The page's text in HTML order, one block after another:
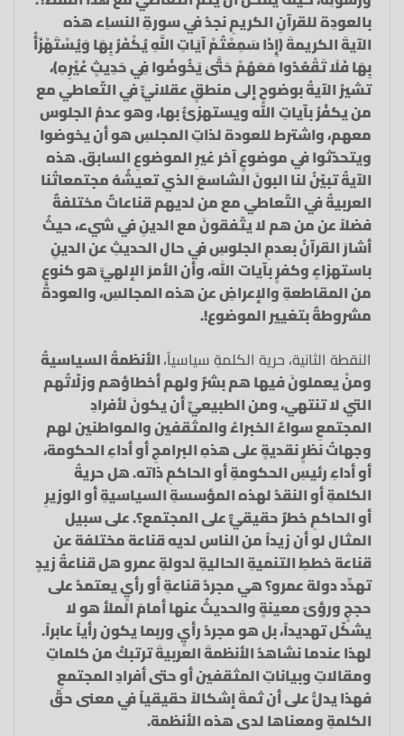
بالعودِة للقرآنِ الكريمِ نجدُ في سورةِ النساِء هذه
الآيةَ الكريمةَ ﴿إِذَا سَمِعْتُمْ آيَاتِ اللَّهِ يُكْفَرُ بِهَا وَيُسْتَهْزَأُ
بِهَا فَلَا تَقْعُدُوا مَعَهُمْ حَتَّىٰ يَخُوضُوا فِي حَدِيثٍ غَيْرِهِ﴾،
تشيرُ الآيةُ بوضوحٍ إلى منطقٍ عقلانيٍّ في التّعاطي مع
من يكفُرُ بآياتِ الله ويستهزئُ بها، وهو عدمُ الجلوس
معهم، واشترط للعودة لذاتِ المجلسِ هو أن يخوضوا
ويتحدّثوا في موضوعٍ آخر غيرِ الموضوعِ السابق. هذه
الآيةُ تبيّنُ لنا البونَ الشاسعَ الذي تعيشُهُ مجتمعاتُنا
العربيةُ في التّعاطي مع من لديهم قناعاتٌ مختلفةٌ
فضلاً عن من هم لا يتّفقونَ مع الدينِ في شيء، حيثُ
أشارَ القرآنُ بعدمِ الجلوسِ في حال الحديثِ عن الدينِ
باستهزاءٍ وكفرٍ بآيات الله، وأن الأمرَ الإلهيَّ هو كنوعٍ
من المقاطعةِ والإعراضِ عن هذه المجالسِ، والعودةُ
مشروطةٌ بتغيير الموضوع!.
النقطة الثانية، حرية الكلمةِ سياسياً،الأنظمةُ السياسيةُ
ومنْ يعملونَ فيها هم بشرٌ ولهم أخطاؤهم وزلّاتُهم
التي لا تنتهي، ومن الطبيعيِّ أن يكونَ لأفرادِ
المجتمعِ سواءٌ الخبراءُ والمثقفين والمواطنين لهم
وجهاتُ نظرٍ نقديةٍ على هذهِ البرامجِ أو أداءِ الحكومة،
أو أداءِ رئيسِ الحكومةِ أو الحاكمِ ذاته. هل حريةُ
الكلمةِ أو النقدُ لهذه المؤسسةِ السياسيةِ أو الوزيرِ
أو الحاكمِ خطرٌ حقيقيٌّ على المجتمع؟. على سبيل
المثال لو أن زيداً من الناس لديه قناعة مختلفة عن
قناعة خططِ التنميةِ الحاليةِ لدولةِ عمرو هل قناعةُ زيدٍ
تهدِّد دولة عمرو؟ هي مجردُ قناعةِ أو رأيٍ يعتمدُ على
حججٍ ورؤىً معينةٍ والحديثُ عنها أمامَ الملأ هو لا
يشكّل تهديداً، بل هو مجردُ رأيٍ وربما يكون رأياً عابراً.
لهذا عندما نشاهدُ الأنظمةَ العربيةَ ترتبكُ من كلماتِ
ومقالاتِ وبياناتِ المثقفين أو حتى أفرادِ المجتمعِ
فهذا يدلُّ على أن ثمةَ إشكالاً حقيقياً في معنى حقّ
الكلمةِ ومعناها لدى هذه الأنظمة.